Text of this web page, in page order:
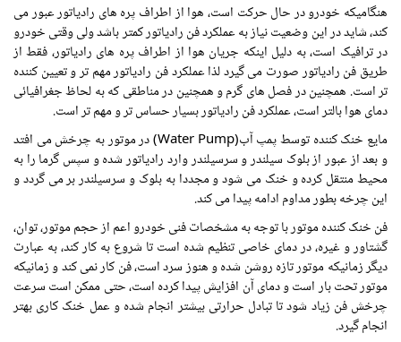
هنگامیکه خودرو در حال حرکت است، هوا از اطراف پره های رادیاتور عبور می
کند، شاید در این وضعیت نیاز به عملکرد فن رادیاتور کمتر باشد ولی وقتی خودرو
در ترافیک است، به دلیل اینکه جریان هوا از اطراف پره های رادیاتور، فقط از
طریق فن رادیاتور صورت می گیرد لذا عملکرد فن رادیاتور مهم تر و تعیین کننده
تر است. همچنین در فصل های گرم و همچنین در مناطقی که به لحاظ جغرافیائی
دمای هوا بالتر است، عملکرد فن رادیاتور بسیار حساس تر و مهم تر است.
مایع خنک کننده توسط پمپ آب(Water Pump) در موتور به چرخش می افتد
و بعد از عبور از بلوک سیلندر و سرسیلندر وارد رادیاتور شده و سپس گرما را به
محیط منتقل کرده و خنک می شود و مجددا به بلوک و سرسیلندر بر می گردد و
این چرخه بطور مداوم ادامه پیدا می کند.
فن خنک کننده موتور با توجه به مشخصات فنی خودرو اعم از حجم موتور، توان،
گشتاور و غیره، در دمای خاصی تنظیم شده است تا شروع به کار کند، به عبارت
دیگر زمانیکه موتور تازه روشن شده و هنوز سرد است، فن کار نمی کند و زمانیکه
موتور تحت بار است و دمای آن افزایش پیدا کرده است، حتی ممکن است سرعت
چرخش فن زیاد شود تا تبادل حرارتی بیشتر انجام شده و عمل خنک کاری بهتر
انجام گیرد.